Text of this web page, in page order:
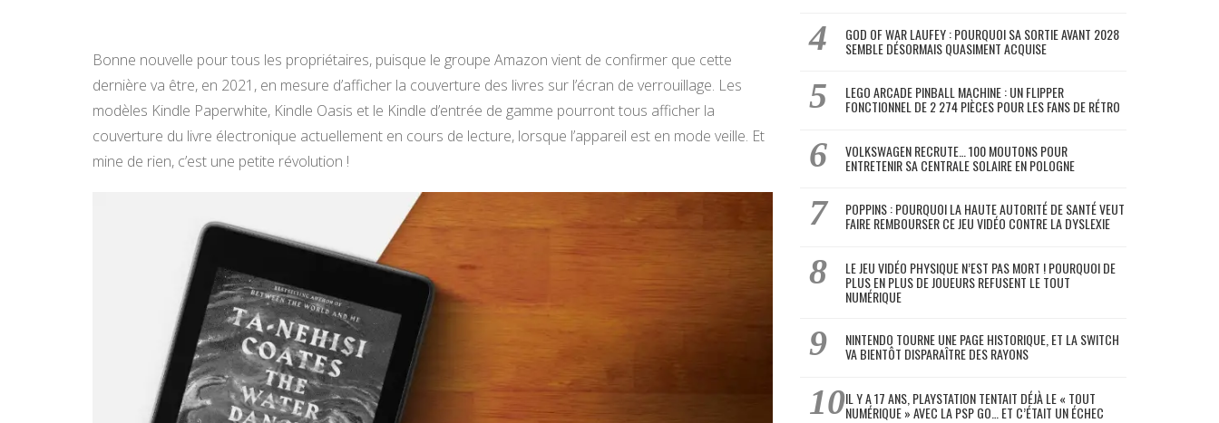
Bonne nouvelle pour tous les propriétaires, puisque le groupe Amazon vient de confirmer que cette
dernière va être, en 2021, en mesure d’afficher la couverture des livres sur l’écran de verrouillage. Les
modèles Kindle Paperwhite, Kindle Oasis et le Kindle d’entrée de gamme pourront tous afficher la
couverture du livre électronique actuellement en cours de lecture, lorsque l’appareil est en mode veille. Et
mine de rien, c’est une petite révolution !
GOD OF WAR LAUFEY : POURQUOI SA SORTIE AVANT 2028
SEMBLE DÉSORMAIS QUASIMENT ACQUISE
LEGO ARCADE PINBALL MACHINE : UN FLIPPER
FONCTIONNEL DE 2 274 PIÈCES POUR LES FANS DE RÉTRO
VOLKSWAGEN RECRUTE… 100 MOUTONS POUR
ENTRETENIR SA CENTRALE SOLAIRE EN POLOGNE
POPPINS : POURQUOI LA HAUTE AUTORITÉ DE SANTÉ VEUT
FAIRE REMBOURSER CE JEU VIDÉO CONTRE LA DYSLEXIE
LE JEU VIDÉO PHYSIQUE N’EST PAS MORT ! POURQUOI DE
PLUS EN PLUS DE JOUEURS REFUSENT LE TOUT
NUMÉRIQUE
NINTENDO TOURNE UNE PAGE HISTORIQUE, ET LA SWITCH
VA BIENTÔT DISPARAÎTRE DES RAYONS
IL Y A 17 ANS, PLAYSTATION TENTAIT DÉJÀ LE « TOUT
NUMÉRIQUE » AVEC LA PSP GO… ET C’ÉTAIT UN ÉCHEC